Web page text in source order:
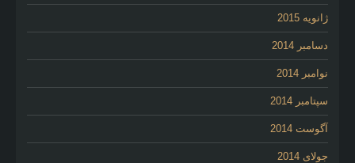
ژانویه 2015
دسامبر 2014
نوامبر 2014
سپتامبر 2014
آگوست 2014
جولای 2014